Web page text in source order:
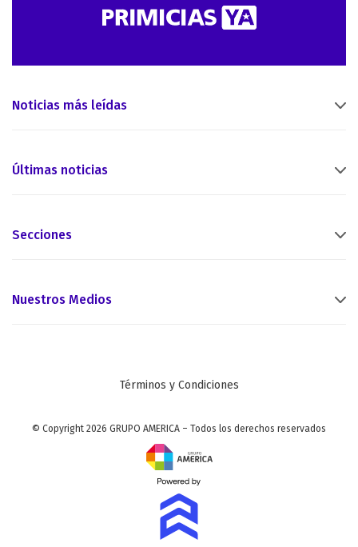
Noticias más leídas
Últimas noticias
Secciones
Nuestros Medios
Términos y Condiciones
© Copyright 2026 GRUPO AMERICA – Todos los derechos reservados